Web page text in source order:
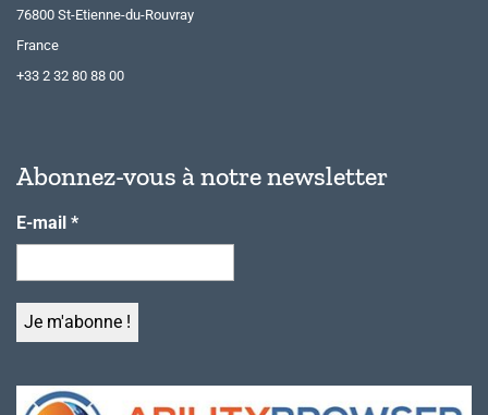
76800 St-Etienne-du-Rouvray
France
+33 2 32 80 88 00
Abonnez-vous à notre newsletter
E-mail *